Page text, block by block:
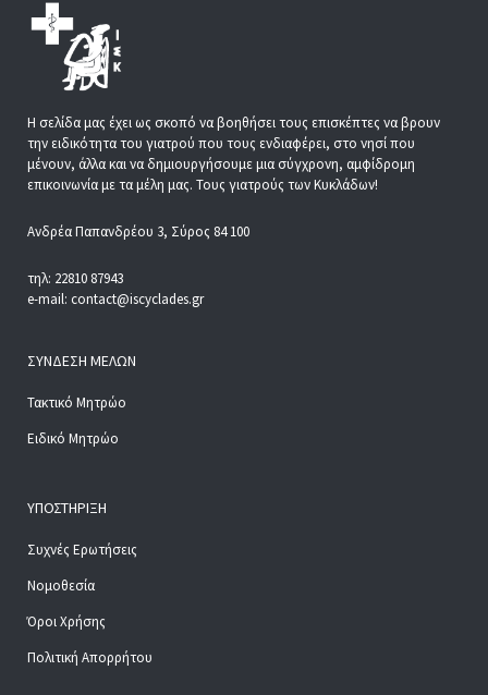
Η σελίδα μας έχει ως σκοπό να βοηθήσει τους επισκέπτες να βρουν
την ειδικότητα του γιατρού που τους ενδιαφέρει, στο νησί που
μένουν, άλλα και να δημιουργήσουμε μια σύγχρονη, αμφίδρομη
επικοινωνία με τα μέλη μας. Τους γιατρούς των Κυκλάδων!
Ανδρέα Παπανδρέου 3, Σύρος 84 100
τηλ: 22810 87943
e-mail: contact@iscyclades.gr
ΣΎΝΔΕΣΗ ΜΕΛΏΝ
Τακτικό Μητρώο
Ειδικό Μητρώο
ΥΠΟΣΤΉΡΙΞΗ
Συχνές Ερωτήσεις
Νομοθεσία
Όροι Χρήσης
Πολιτική Απορρήτου